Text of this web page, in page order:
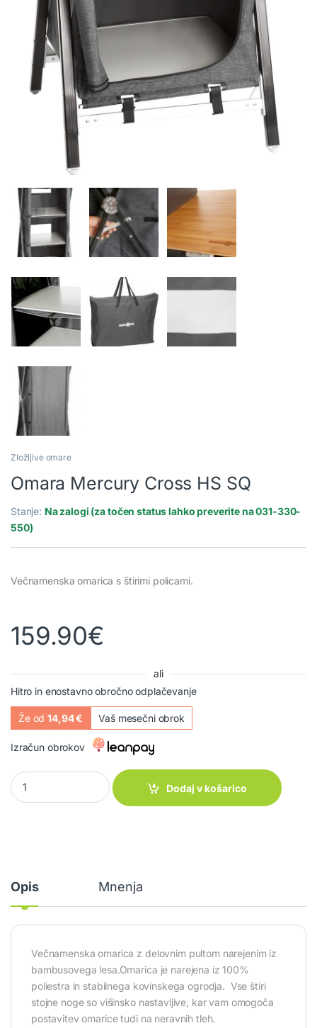
Zložljive omare
Omara Mercury Cross HS SQ
Stanje: Na zalogi (za točen status lahko preverite na 031-330-
550)
Večnamenska omarica s štirimi policami.
159.90€
ali
Hitro in enostavno obročno odplačevanje
Že od14,94 € Vaš mesečni obrok
Izračun obrokov
Omara Mercury Cross HS SQ quantity
Dodaj v košarico
Opis Mnenja
Večnamenska omarica z delovnim pultom narejenim iz
bambusovega lesa.Omarica je narejena iz 100%
poliestra in stabilnega kovinskega ogrodja. Vse štiri
stojne noge so višinsko nastavljive, kar vam omogoča
postavitev omarice tudi na neravnih tleh.